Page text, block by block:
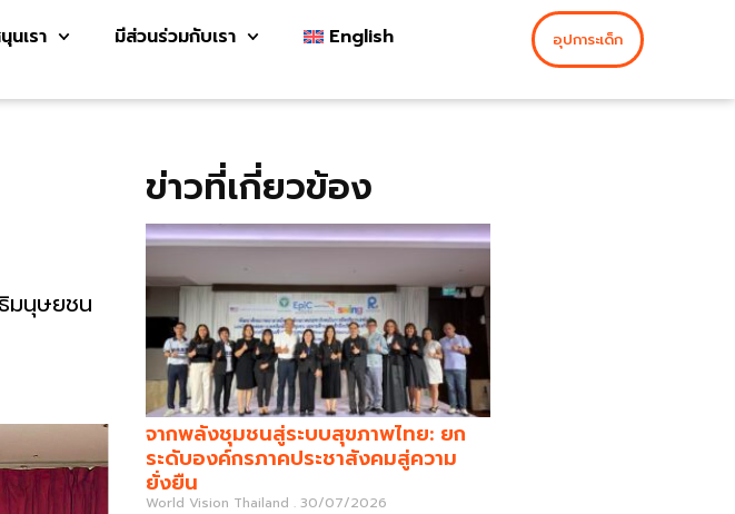
นเรา มีส่วนร่วมกับเรา English อุปการะเด็ก
มนุษยชน
ข่าวที่เกี่ยวข้อง
จากพลังชุมชนสู่ระบบสุขภาพไทย: ยก
ระดับองค์กรภาคประชาสังคมสู่ความ
ยั่งยืน
World Vision Thailand 30/07/2026